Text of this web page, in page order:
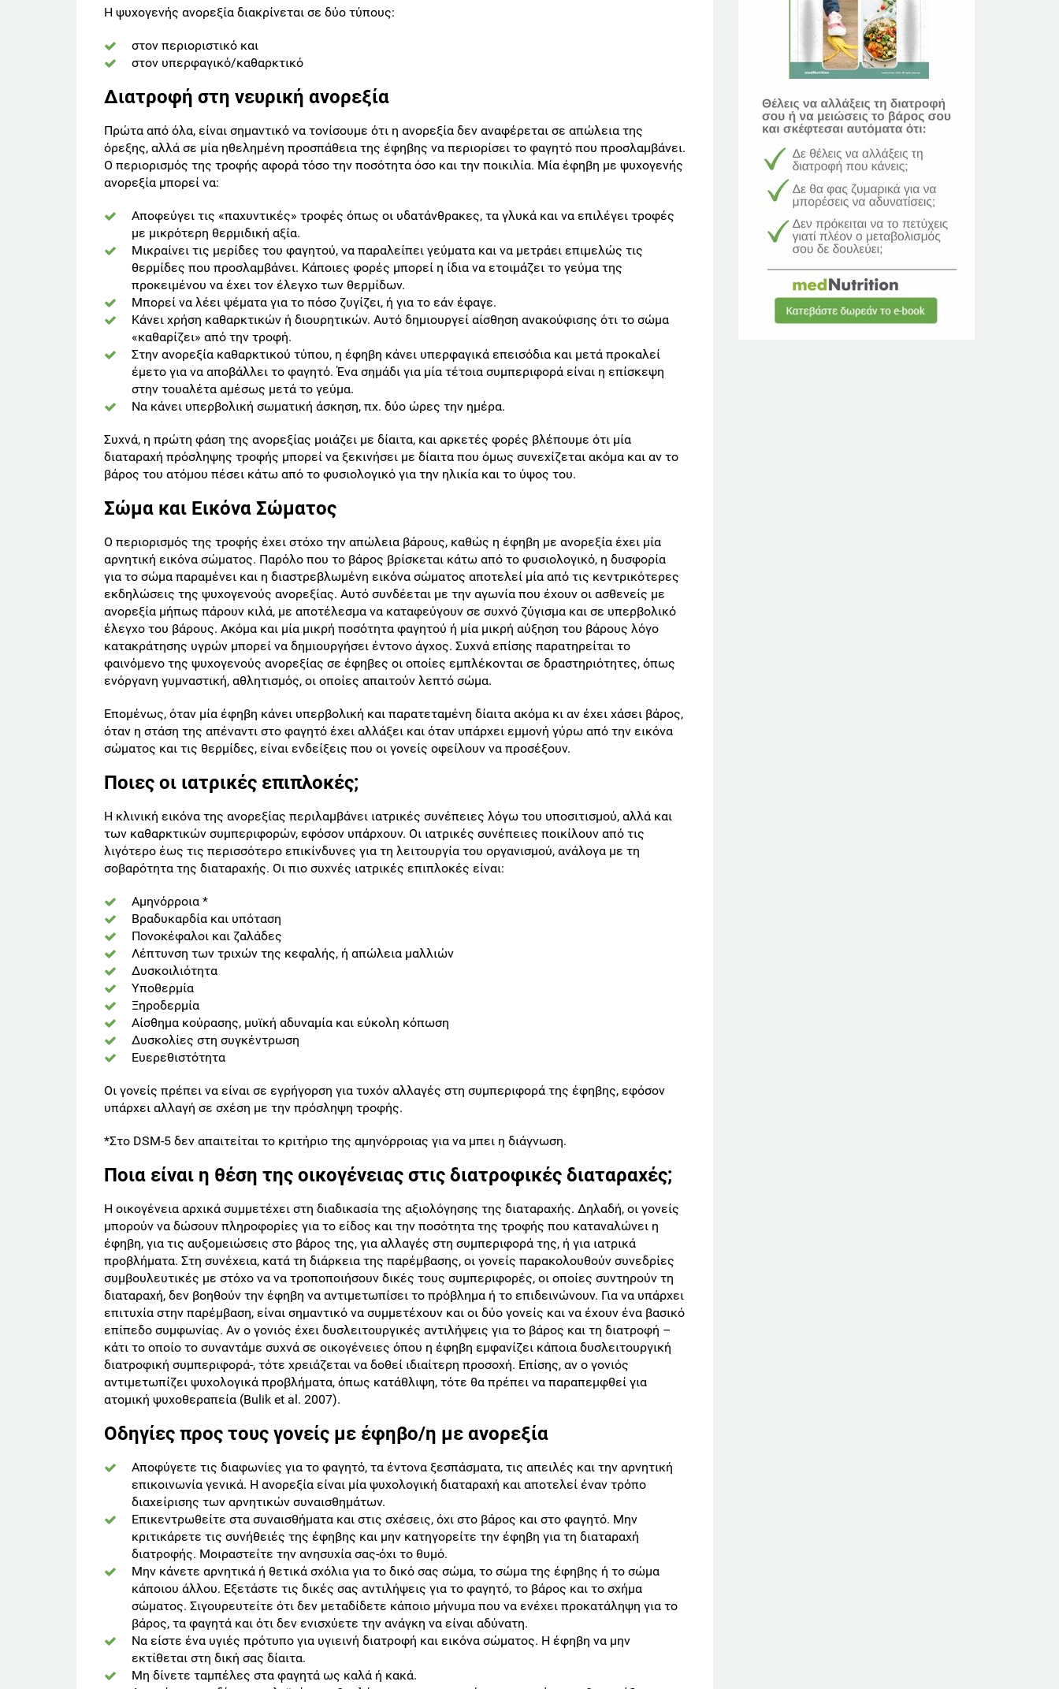
Η ψυχογενής ανορεξία διακρίνεται σε δύο τύπους:
στον περιοριστικό και
στον υπερφαγικό/καθαρκτικό
Διατροφή στη νευρική ανορεξία
Πρώτα από όλα, είναι σημαντικό να τονίσουμε ότι η ανορεξία δεν αναφέρεται σε απώλεια της
όρεξης, αλλά σε μία ηθελημένη προσπάθεια της έφηβης να περιορίσει το φαγητό που προσλαμβάνει.
Ο περιορισμός της τροφής αφορά τόσο την ποσότητα όσο και την ποικιλία. Μία έφηβη με ψυχογενής
ανορεξία μπορεί να:
Αποφεύγει τις «παχυντικές» τροφές όπως οι υδατάνθρακες, τα γλυκά και να επιλέγει τροφές
με μικρότερη θερμιδική αξία.
Μικραίνει τις μερίδες του φαγητού, να παραλείπει γεύματα και να μετράει επιμελώς τις
θερμίδες που προσλαμβάνει. Κάποιες φορές μπορεί η ίδια να ετοιμάζει το γεύμα της
προκειμένου να έχει τον έλεγχο των θερμίδων.
Μπορεί να λέει ψέματα για το πόσο ζυγίζει, ή για το εάν έφαγε.
Κάνει χρήση καθαρκτικών ή διουρητικών. Αυτό δημιουργεί αίσθηση ανακούφισης ότι το σώμα
«καθαρίζει» από την τροφή.
Στην ανορεξία καθαρκτικού τύπου, η έφηβη κάνει υπερφαγικά επεισόδια και μετά προκαλεί
έμετο για να αποβάλλει το φαγητό. Ένα σημάδι για μία τέτοια συμπεριφορά είναι η επίσκεψη
στην τουαλέτα αμέσως μετά το γεύμα.
Να κάνει υπερβολική σωματική άσκηση, πχ. δύο ώρες την ημέρα.
Συχνά, η πρώτη φάση της ανορεξίας μοιάζει με δίαιτα, και αρκετές φορές βλέπουμε ότι μία
διαταραχή πρόσληψης τροφής μπορεί να ξεκινήσει με δίαιτα που όμως συνεχίζεται ακόμα και αν το
βάρος του ατόμου πέσει κάτω από το φυσιολογικό για την ηλικία και το ύψος του.
Σώμα και Εικόνα Σώματος
Ο περιορισμός της τροφής έχει στόχο την απώλεια βάρους, καθώς η έφηβη με ανορεξία έχει μία
αρνητική εικόνα σώματος. Παρόλο που το βάρος βρίσκεται κάτω από το φυσιολογικό, η δυσφορία
για το σώμα παραμένει και η διαστρεβλωμένη εικόνα σώματος αποτελεί μία από τις κεντρικότερες
εκδηλώσεις της ψυχογενούς ανορεξίας. Αυτό συνδέεται με την αγωνία που έχουν οι ασθενείς με
ανορεξία μήπως πάρουν κιλά, με αποτέλεσμα να καταφεύγουν σε συχνό ζύγισμα και σε υπερβολικό
έλεγχο του βάρους. Ακόμα και μία μικρή ποσότητα φαγητού ή μία μικρή αύξηση του βάρους λόγο
κατακράτησης υγρών μπορεί να δημιουργήσει έντονο άγχος. Συχνά επίσης παρατηρείται το
φαινόμενο της ψυχογενούς ανορεξίας σε έφηβες οι οποίες εμπλέκονται σε δραστηριότητες, όπως
ενόργανη γυμναστική, αθλητισμός, οι οποίες απαιτούν λεπτό σώμα.
Επομένως, όταν μία έφηβη κάνει υπερβολική και παρατεταμένη δίαιτα ακόμα κι αν έχει χάσει βάρος,
όταν η στάση της απέναντι στο φαγητό έχει αλλάξει και όταν υπάρχει εμμονή γύρω από την εικόνα
σώματος και τις θερμίδες, είναι ενδείξεις που οι γονείς οφείλουν να προσέξουν.
Ποιες οι ιατρικές επιπλοκές;
Η κλινική εικόνα της ανορεξίας περιλαμβάνει ιατρικές συνέπειες λόγω του υποσιτισμού, αλλά και
των καθαρκτικών συμπεριφορών, εφόσον υπάρχουν. Οι ιατρικές συνέπειες ποικίλουν από τις
λιγότερο έως τις περισσότερο επικίνδυνες για τη λειτουργία του οργανισμού, ανάλογα με τη
σοβαρότητα της διαταραχής. Οι πιο συχνές ιατρικές επιπλοκές είναι:
Αμηνόρροια *
Βραδυκαρδία και υπόταση
Πονοκέφαλοι και ζαλάδες
Λέπτυνση των τριχών της κεφαλής, ή απώλεια μαλλιών
Δυσκοιλιότητα
Υποθερμία
Ξηροδερμία
Αίσθημα κούρασης, μυϊκή αδυναμία και εύκολη κόπωση
Δυσκολίες στη συγκέντρωση
Ευερεθιστότητα
Οι γονείς πρέπει να είναι σε εγρήγορση για τυχόν αλλαγές στη συμπεριφορά της έφηβης, εφόσον
υπάρχει αλλαγή σε σχέση με την πρόσληψη τροφής.
*Στο DSM-5 δεν απαιτείται το κριτήριο της αμηνόρροιας για να μπει η διάγνωση.
Ποια είναι η θέση της οικογένειας στις διατροφικές διαταραχές;
Η οικογένεια αρχικά συμμετέχει στη διαδικασία της αξιολόγησης της διαταραχής. Δηλαδή, οι γονείς
μπορούν να δώσουν πληροφορίες για το είδος και την ποσότητα της τροφής που καταναλώνει η
έφηβη, για τις αυξομειώσεις στο βάρος της, για αλλαγές στη συμπεριφορά της, ή για ιατρικά
προβλήματα. Στη συνέχεια, κατά τη διάρκεια της παρέμβασης, οι γονείς παρακολουθούν συνεδρίες
συμβουλευτικές με στόχο να να τροποποιήσουν δικές τους συμπεριφορές, οι οποίες συντηρούν τη
διαταραχή, δεν βοηθούν την έφηβη να αντιμετωπίσει το πρόβλημα ή το επιδεινώνουν. Για να υπάρχει
επιτυχία στην παρέμβαση, είναι σημαντικό να συμμετέχουν και οι δύο γονείς και να έχουν ένα βασικό
επίπεδο συμφωνίας. Αν ο γονιός έχει δυσλειτουργικές αντιλήψεις για το βάρος και τη διατροφή –
κάτι το οποίο το συναντάμε συχνά σε οικογένειες όπου η έφηβη εμφανίζει κάποια δυσλειτουργική
διατροφική συμπεριφορά-, τότε χρειάζεται να δοθεί ιδιαίτερη προσοχή. Επίσης, αν ο γονιός
αντιμετωπίζει ψυχολογικά προβλήματα, όπως κατάθλιψη, τότε θα πρέπει να παραπεμφθεί για
ατομική ψυχοθεραπεία (Bulik et al. 2007).
Oδηγίες προς τους γονείς με έφηβο/η με ανορεξία
Αποφύγετε τις διαφωνίες για το φαγητό, τα έντονα ξεσπάσματα, τις απειλές και την αρνητική
επικοινωνία γενικά. Η ανορεξία είναι μία ψυχολογική διαταραχή και αποτελεί έναν τρόπο
διαχείρισης των αρνητικών συναισθημάτων.
Επικεντρωθείτε στα συναισθήματα και στις σχέσεις, όχι στο βάρος και στο φαγητό. Μην
κριτικάρετε τις συνήθειές της έφηβης και μην κατηγορείτε την έφηβη για τη διαταραχή
διατροφής. Μοιραστείτε την ανησυχία σας-όχι το θυμό.
Μην κάνετε αρνητικά ή θετικά σχόλια για το δικό σας σώμα, το σώμα της έφηβης ή το σώμα
κάποιου άλλου. Εξετάστε τις δικές σας αντιλήψεις για το φαγητό, το βάρος και το σχήμα
σώματος. Σιγουρευτείτε ότι δεν μεταδίδετε κάποιο μήνυμα που να ενέχει προκατάληψη για το
βάρος, τα φαγητά και ότι δεν ενισχύετε την ανάγκη να είναι αδύνατη.
Να είστε ένα υγιές πρότυπο για υγιεινή διατροφή και εικόνα σώματος. Η έφηβη να μην
εκτίθεται στη δική σας δίαιτα.
Μη δίνετε ταμπέλες στα φαγητά ως καλά ή κακά.